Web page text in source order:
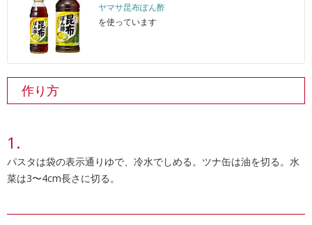
ヤマサ昆布ぽん酢
を使っています
作り方
パスタは袋の表示通りゆで、冷水でしめる。ツナ缶は油を切る。水
菜は3〜4cm長さに切る。